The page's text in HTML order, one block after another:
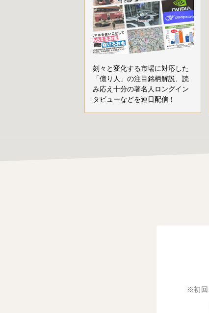
刻々と変化する市場に対応した
「億り人」の注目銘柄解説、読
み応え十分の著名人ロングイン
タビューなどを連日配信！
※初回